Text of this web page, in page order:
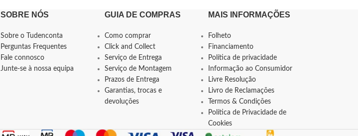
SOBRE NÓS
Sobre o Tudenconta
Perguntas Frequentes
Fale connosco
Junte-se à nossa equipa
GUIA DE COMPRAS
Como comprar
Click and Collect
Serviço de Entrega
Serviço de Montagem
Prazos de Entrega
Garantias, trocas e
devoluções
MAIS INFORMAÇÕES
Folheto
Financiamento
Política de privacidade
Informação ao Consumidor
Livre Resolução
Livro de Reclamações
Termos & Condições
Política de Privacidade de
Cookies